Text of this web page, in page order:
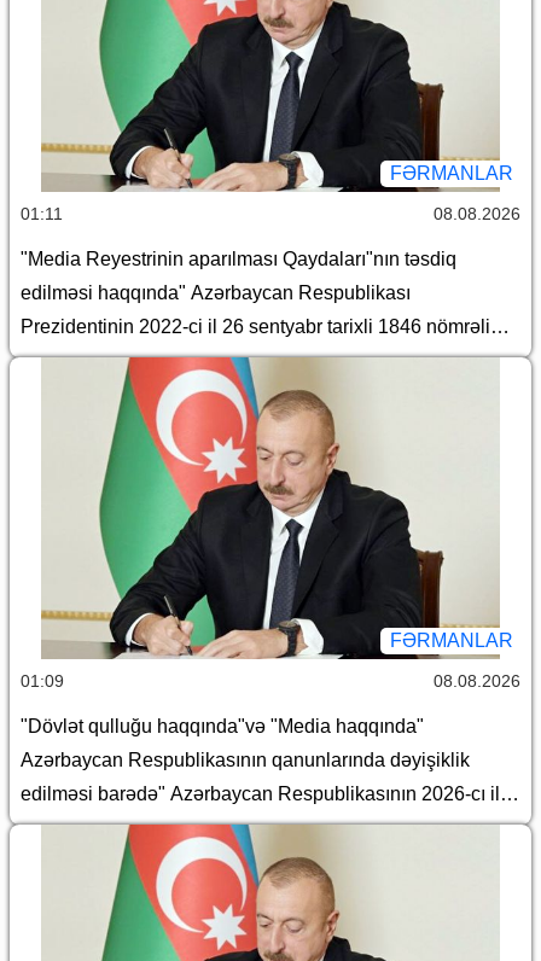
FƏRMANLAR
01:11 08.08.2026
"Media Reyestrinin aparılması Qaydaları"nın təsdiq
edilməsi haqqında" Azərbaycan Respublikası
Prezidentinin 2022-ci il 26 sentyabr tarixli 1846 nömrəli
Fərmanında dəyişiklik edilməsi barədə
FƏRMANLAR
01:09 08.08.2026
"Dövlət qulluğu haqqında"və "Media haqqında"
Azərbaycan Respublikasının qanunlarında dəyişiklik
edilməsi barədə" Azərbaycan Respublikasının 2026-cı il
14 iyul tarixli 449-VIIQD nömrəli Qanununun tətbiqi və
bununla əlaqədar bəzi məsələlərin tənzimlənməsi